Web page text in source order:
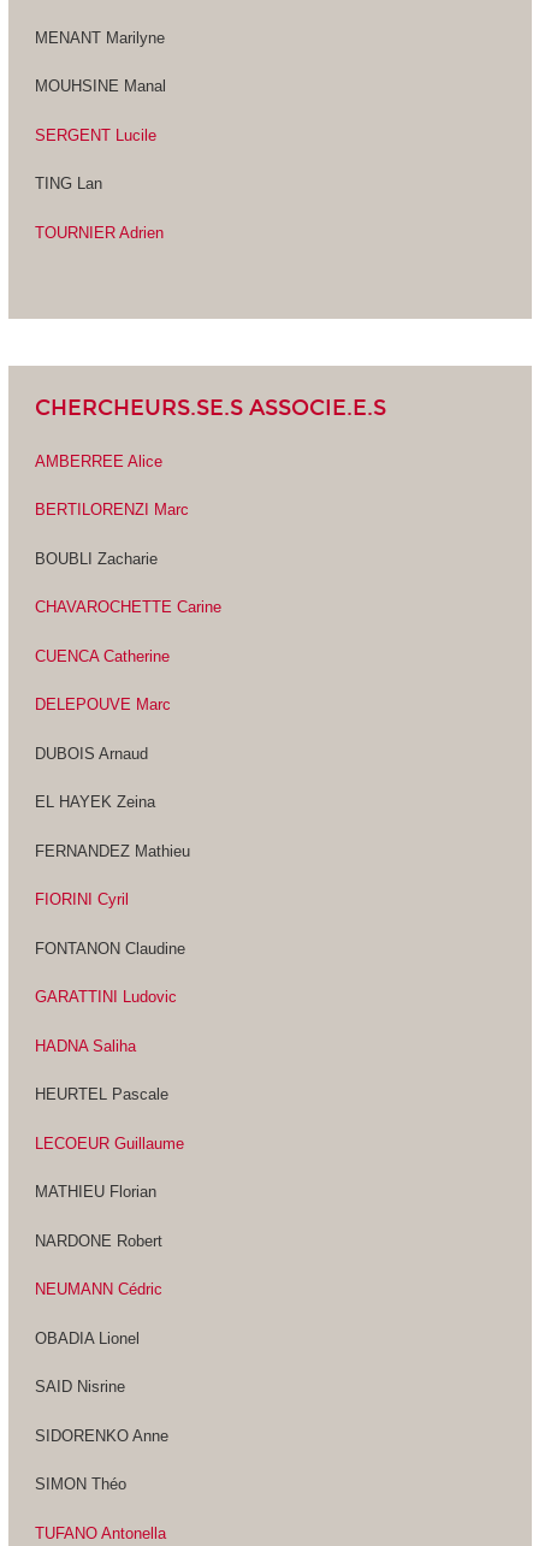
MENANT Marilyne
MOUHSINE Manal
SERGENT Lucile
TING Lan
TOURNIER Adrien
CHERCHEURS.SE.S ASSOCIE.E.S
AMBERREE Alice
BERTILORENZI Marc
BOUBLI Zacharie
CHAVAROCHETTE Carine
CUENCA Catherine
DELEPOUVE Marc
DUBOIS Arnaud
EL HAYEK Zeina
FERNANDEZ Mathieu
FIORINI Cyril
FONTANON Claudine
GARATTINI Ludovic
HADNA Saliha
HEURTEL Pascale
LECOEUR Guillaume
MATHIEU Florian
NARDONE Robert
NEUMANN Cédric
OBADIA Lionel
SAID Nisrine
SIDORENKO Anne
SIMON Théo
TUFANO Antonella